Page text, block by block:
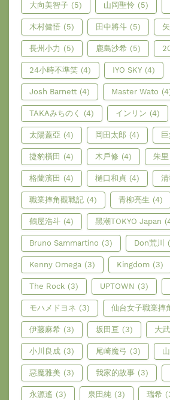
大向美智子 (5) 山岡聖怜 (5)
木村健悟 (5) 田中將斗 (5)
長州小力 (5) 鹿島沙希 (5)
24小時不準笑 (4) IYO SKY (4)
Josh Barnett (4) Master Wato
TAKAみちのく (4) インリン (4)
太陽蓋亞 (4) 岡田太郎 (4)
捷豹橫田 (4) 木戶修 (4) 朱里
格蘭濱田 (4) 樋口和貞 (4)
職業摔角觀戰記 (4) 青柳亮生 (4)
鶴屋浩斗 (4) 黑潮TOKYO Japan
Bruno Sammartino (3) Don荒川
Kenny Omega (3) Kingdom (3)
The Rock (3) UPTOWN (3)
モハメドヨネ (3) 仙台女子職業摔
伊藤麻希 (3) 坂田亘 (3) 大
小川良成 (3) 尾崎魔弓 (3)
惡魔雅美 (3) 我家的故事 (3)
永源遙 (3) 泉田純 (3) 瑞希